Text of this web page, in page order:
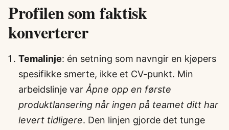
Profilen som faktisk
konverterer
Temalinje: én setning som navngir en kjøpers
spesifikke smerte, ikke et CV-punkt. Min
arbeidslinje var Åpne opp en første
produktlansering når ingen på teamet ditt har
levert tidligere. Den linjen gjorde det tunge